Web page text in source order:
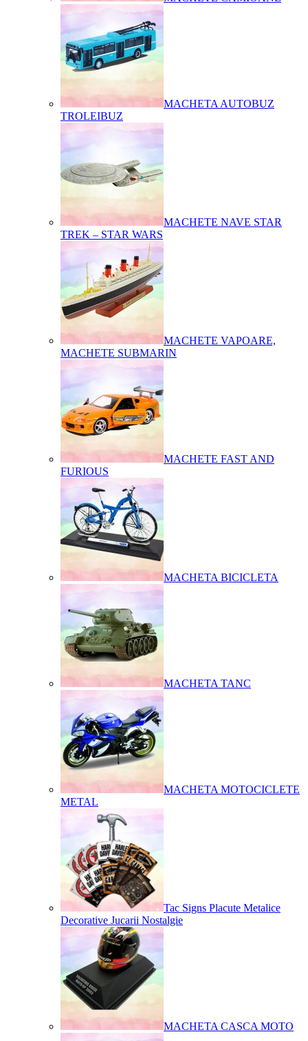
MACHETA AUTOBUZ
TROLEIBUZ
MACHETE NAVE STAR
TREK – STAR WARS
MACHETE VAPOARE,
MACHETE SUBMARIN
MACHETE FAST AND
FURIOUS
MACHETA BICICLETA
MACHETA TANC
MACHETA MOTOCICLETE
METAL
Tac Signs Placute Metalice
Decorative Jucarii Nostalgie
MACHETA CASCA MOTO